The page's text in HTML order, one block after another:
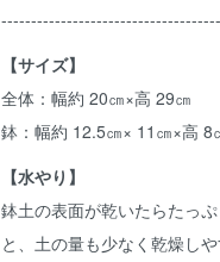
【サイズ】
全体：幅約 20㎝×高 29㎝
鉢：幅約 12.5㎝× 11㎝×高
【水やり】
鉢土の表面が乾いたらたっ
と、土の量も少なく乾燥し